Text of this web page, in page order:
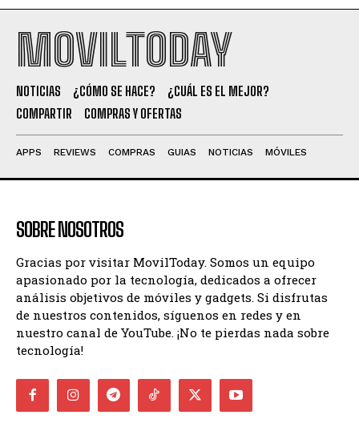
MOVILTODAY
NOTICIAS ¿CÓMO SE HACE?
¿CUÁL ES EL MEJOR?
COMPARTIR
COMPRAS Y OFERTAS
APPS REVIEWS COMPRAS GUIAS NOTICIAS MÓVILES
SOBRE NOSOTROS
Gracias por visitar MovilToday. Somos un equipo
apasionado por la tecnología, dedicados a ofrecer
análisis objetivos de móviles y gadgets. Si disfrutas
de nuestros contenidos, síguenos en redes y en
nuestro canal de YouTube. ¡No te pierdas nada sobre
tecnología!